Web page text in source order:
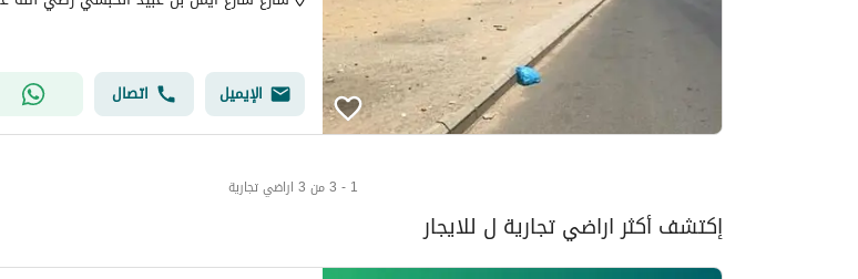
الإيميل اتصال
1 - 3 من 3 اراضي تجارية
إكتشف أكثر اراضي تجارية ل للايجار